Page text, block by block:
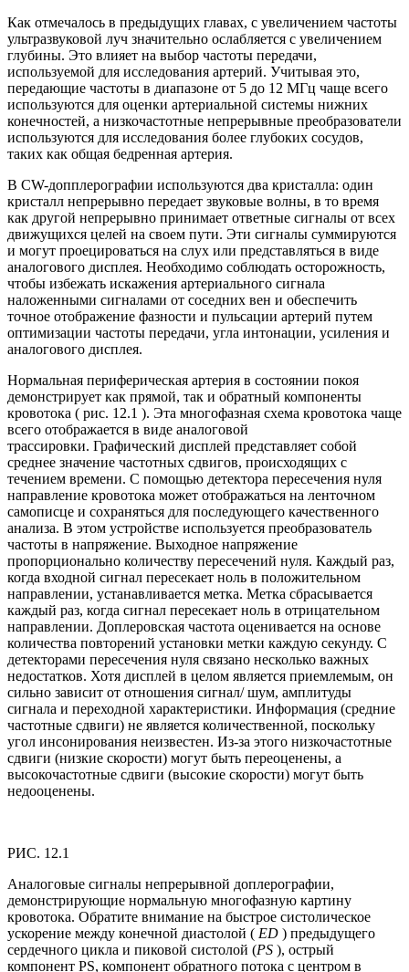
Как отмечалось в предыдущих главах, с увеличением частоты
ультразвуковой луч значительно ослабляется с увеличением
глубины. Это влияет на выбор частоты передачи,
используемой для исследования артерий. Учитывая это,
передающие частоты в диапазоне от 5 до 12 МГц чаще всего
используются для оценки артериальной системы нижних
конечностей, а низкочастотные непрерывные преобразователи
используются для исследования более глубоких сосудов,
таких как общая бедренная артерия.
В CW-допплерографии используются два кристалла: один
кристалл непрерывно передает звуковые волны, в то время
как другой непрерывно принимает ответные сигналы от всех
движущихся целей на своем пути. Эти сигналы суммируются
и могут проецироваться на слух или представляться в виде
аналогового дисплея. Необходимо соблюдать осторожность,
чтобы избежать искажения артериального сигнала
наложенными сигналами от соседних вен и обеспечить
точное отображение фазности и пульсации артерий путем
оптимизации частоты передачи, угла интонации, усиления и
аналогового дисплея.
Нормальная периферическая артерия в состоянии покоя
демонстрирует как прямой, так и обратный компоненты
кровотока ( рис. 12.1 ). Эта многофазная схема кровотока чаще
всего отображается в виде аналоговой
трассировки. Графический дисплей представляет собой
среднее значение частотных сдвигов, происходящих с
течением времени. С помощью детектора пересечения нуля
направление кровотока может отображаться на ленточном
самописце и сохраняться для последующего качественного
анализа. В этом устройстве используется преобразователь
частоты в напряжение. Выходное напряжение
пропорционально количеству пересечений нуля. Каждый раз,
когда входной сигнал пересекает ноль в положительном
направлении, устанавливается метка. Метка сбрасывается
каждый раз, когда сигнал пересекает ноль в отрицательном
направлении. Доплеровская частота оценивается на основе
количества повторений установки метки каждую секунду. С
детекторами пересечения нуля связано несколько важных
недостатков. Хотя дисплей в целом является приемлемым, он
сильно зависит от отношения сигнал/ шум, амплитуды
сигнала и переходной характеристики. Информация (средние
частотные сдвиги) не является количественной, поскольку
угол инсонирования неизвестен. Из-за этого низкочастотные
сдвиги (низкие скорости) могут быть переоценены, а
высокочастотные сдвиги (высокие скорости) могут быть
недооценены.
РИС. 12.1
Аналоговые сигналы непрерывной доплерографии,
демонстрирующие нормальную многофазную картину
кровотока. Обратите внимание на быстрое систолическое
ускорение между конечной диастолой ( ED ) предыдущего
сердечного цикла и пиковой систолой (PS ), острый
компонент PS, компонент обратного потока с центром в